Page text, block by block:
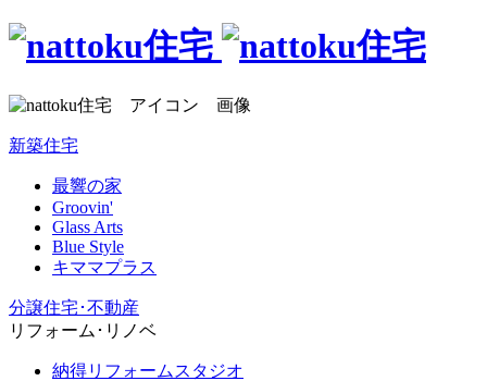
新築住宅
最響の家
Groovin'
Glass Arts
Blue Style
キママプラス
分譲住宅･不動産
リフォーム･リノベ
納得リフォームスタジオ